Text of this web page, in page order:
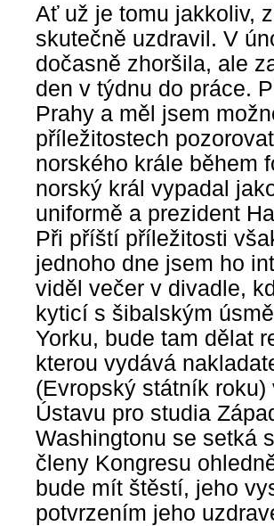
Ať už je tomu jakkoliv,
skutečně uzdravil. V
dočasně zhoršila, ale
den v týdnu do práce.
Prahy a měl jsem
příležitostech
norského krále během
norský král vypadal
uniformě a prezident
Při příští příležitosti
jednoho dne jsem ho
viděl večer v divadle,
kyticí s šibalským
Yorku, bude tam dělat
kterou vydává
(Evropský státník
Ústavu pro studia
Washingtonu se setká
členy Kongresu
bude mít štěstí, jeho
potvrzením jeho